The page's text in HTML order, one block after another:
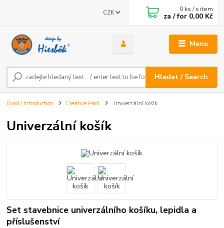
Menu
CZK
Hledat / Search
0 ks / x item
za / for 0,00 Kč
Úvod / Introduction Creative Park Univerzální košík
Univerzální košík
Set stavebnice univerzálního košíku, lepidla a
příslušenství